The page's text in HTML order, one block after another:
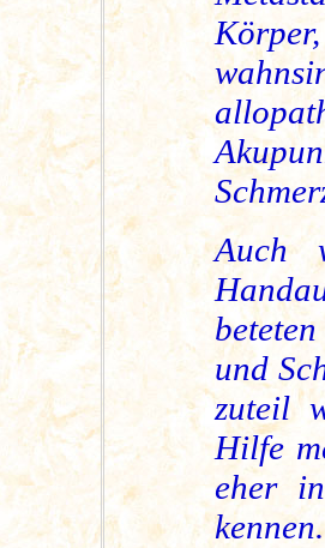
Auch
und
zuteil
Hilfe
eher
kennen.